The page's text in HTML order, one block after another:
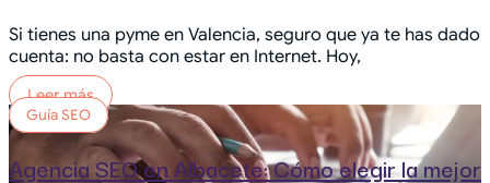
Si tienes una pyme en Valencia, seguro que ya te has dado
cuenta: no basta con estar en Internet. Hoy,
Leer más
Guía SEO
Agencia SEO en Albacete: Cómo elegir la mejor